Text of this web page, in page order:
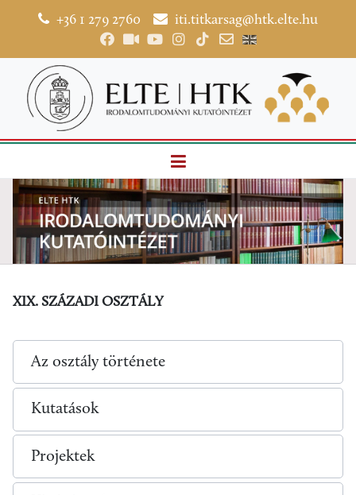
+36 1 279 2760 iti.titkarsag@htk.elte.hu
XIX. SZÁZADI OSZTÁLY
Az osztály története
Kutatások
Projektek